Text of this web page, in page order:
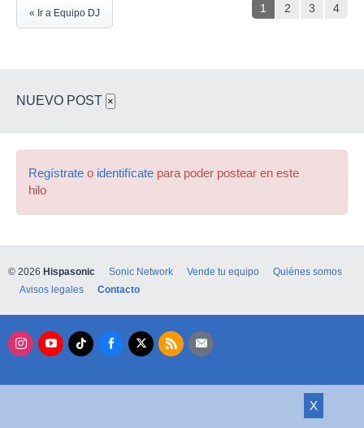
1 2 3 4
« Ir a Equipo DJ
NUEVO POST ×
Regístrate o identifícate para poder postear en este
hilo
X
© 2026 Hispasonic Sonic Network Vende tu equipo
Quiénes somos
Avisos legales
Contacto